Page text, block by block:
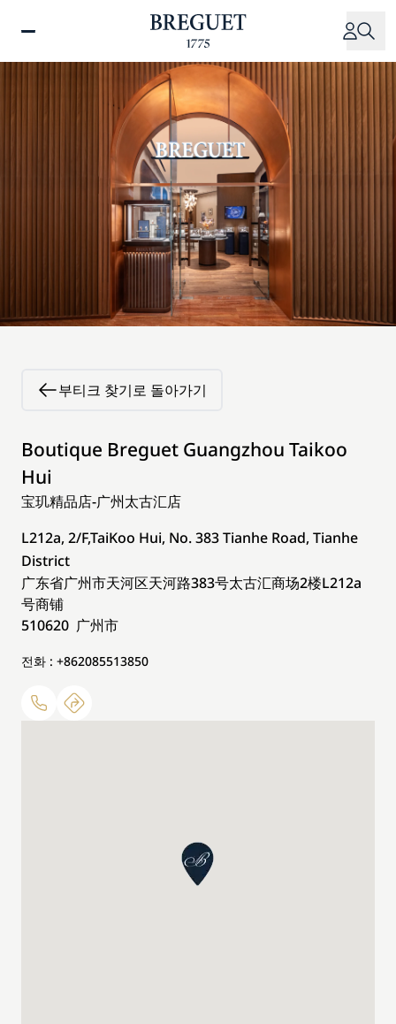
부티크 찾기로 돌아가기
Boutique Breguet Guangzhou Taikoo
Hui
宝玑精品店-广州太古汇店
L212a, 2/F,TaiKoo Hui, No. 383 Tianhe Road, Tianhe
District
广东省广州市天河区天河路383号太古汇商场2楼L212a
号商铺
510620 广州市
전화 : +862085513850